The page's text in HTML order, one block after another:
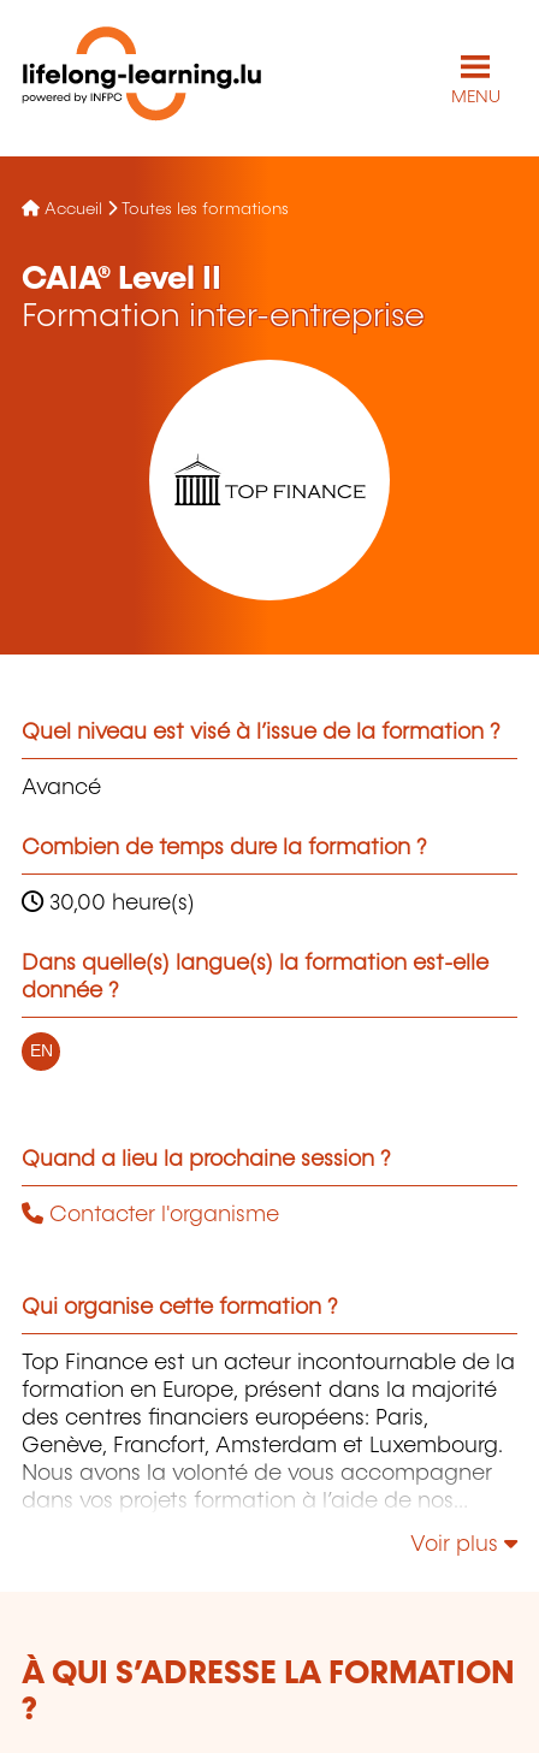
MENU
Accueil Toutes les formations
CAIA® Level II
Formation inter-entreprise
Quel niveau est visé à l’issue de la formation ?
Avancé
Combien de temps dure la formation ?
30,00 heure(s)
Dans quelle(s) langue(s) la formation est-elle
donnée ?
EN
Quand a lieu la prochaine session ?
Contacter l'organisme
Qui organise cette formation ?
Top Finance est un acteur incontournable de la
formation en Europe, présent dans la majorité
des centres financiers européens: Paris,
Genève, Francfort, Amsterdam et Luxembourg.
Nous avons la volonté de vous accompagner
dans vos projets formation à l’aide de nos
formations certifiantes, inter et intra-entreprise
et via nos formations non certifiantes et
Humaines, et les tests d'admission (GMAT,
TOEFL, IELTS, Bocconi, etc.)
Voir plus
À QUI S’ADRESSE LA FORMATION
?